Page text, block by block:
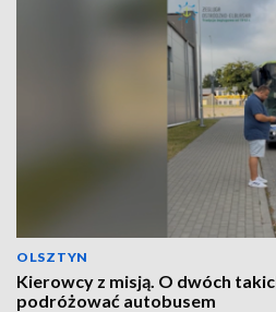
OLSZTYN
Kierowcy z misją. O dwóch
podróżować autobusem